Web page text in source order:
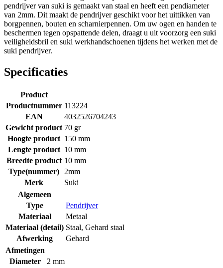
pendrijver van suki is gemaakt van staal en heeft een pendiameter
van 2mm. Dit maakt de pendrijver geschikt voor het uittikken van
borgpennen, bouten en scharnierpennen. Om uw ogen en handen te
beschermen tegen opspattende delen, draagt u uit voorzorg een suki
veiligheidsbril en suki werkhandschoenen tijdens het werken met de
suki pendrijver.
Specificaties
Product
Productnummer 113224
EAN
4032526704243
Gewicht product 70 gr
Hoogte product 150 mm
Lengte product 10 mm
Breedte product 10 mm
Type(nummer)
2mm
Merk
Suki
Algemeen
Type
Pendrijver
Materiaal
Metaal
Materiaal (detail) Staal, Gehard staal
Afwerking
Gehard
Afmetingen
Diameter
2 mm